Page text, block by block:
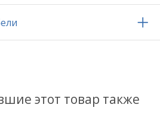
этот товар также